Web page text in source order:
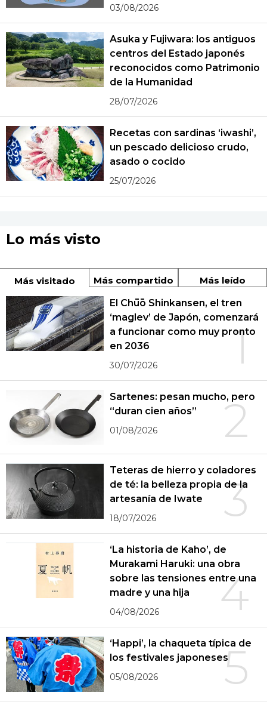
03/08/2026
Asuka y Fujiwara: los antiguos
centros del Estado japonés
reconocidos como Patrimonio
de la Humanidad
28/07/2026
Recetas con sardinas ‘iwashi’,
un pescado delicioso crudo,
asado o cocido
25/07/2026
Lo más visto
Más visitado Más compartido Más leído
1
El Chūō Shinkansen, el tren
‘maglev’ de Japón, comenzará
a funcionar como muy pronto
en 2036
30/07/2026
2
Sartenes: pesan mucho, pero
“duran cien años”
01/08/2026
3
Teteras de hierro y coladores
de té: la belleza propia de la
artesanía de Iwate
18/07/2026
4
‘La historia de Kaho’, de
Murakami Haruki: una obra
sobre las tensiones entre una
madre y una hija
04/08/2026
5
‘Happi’, la chaqueta típica de
los festivales japoneses
05/08/2026